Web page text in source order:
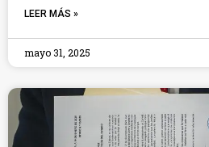
LEER MÁS »
mayo 31, 2025